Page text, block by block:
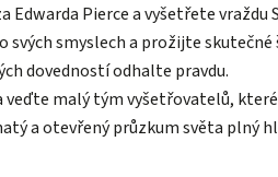
Edwarda Pierce a vyšetřete
svých smyslech a prožijte
dovedností odhalte pravdu.
veďte malý tým vyšetřovatelů,
a otevřený průzkum světa plný